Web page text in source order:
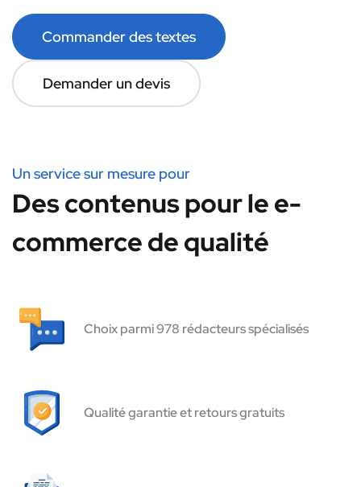
Commander des textes
Demander un devis
Un service sur mesure pour
Des contenus pour le e-
commerce de qualité
Choix parmi 978 rédacteurs spécialisés
Qualité garantie et retours gratuits